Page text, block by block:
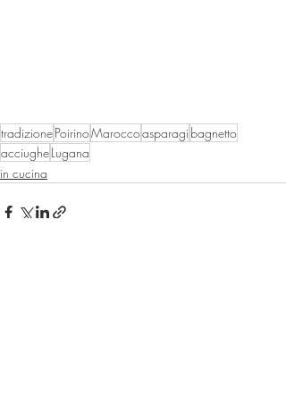
tradizionePoirinoMaroccoasparagi bagnetto
acciugheLugana
in cucina